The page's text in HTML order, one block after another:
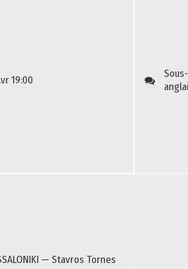
19:00
— Stavros Tornes